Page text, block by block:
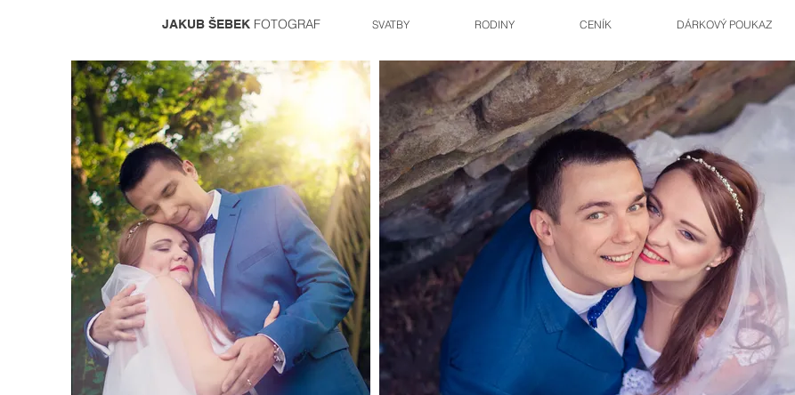
JAKUB ŠEBEK FOTOGRAF SVATBY RODINY CENÍK DÁRKOVÝ POUKAZ